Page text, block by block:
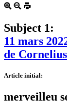
Subject 1:
11 mars
de
Article initial:
merveilleu